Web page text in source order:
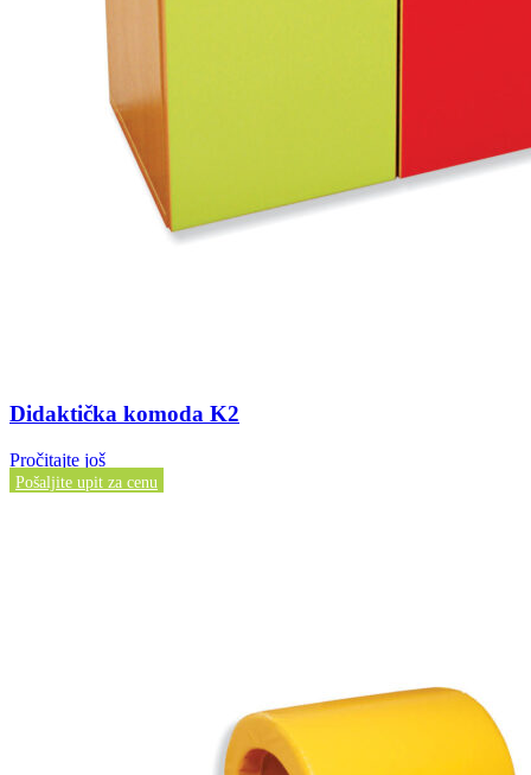
Didaktička komoda K2
Pročitajte još
Pošaljite upit za cenu